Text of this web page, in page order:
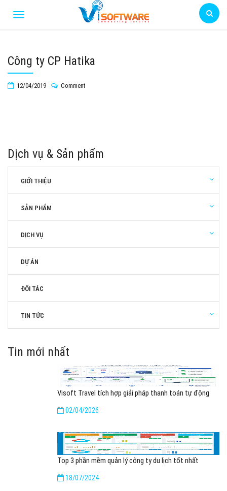
Công ty CP Hatika
12/04/2019 Comment
Dịch vụ & Sản phẩm
GIỚI THIỆU
SẢN PHẨM
DỊCH VỤ
DỰ ÁN
ĐỐI TÁC
TIN TỨC
Tin mới nhất
Visoft Travel tích hợp giải pháp thanh toán tự động
02/04/2026
Top 3 phần mềm quản lý công ty du lịch tốt nhất
18/07/2024